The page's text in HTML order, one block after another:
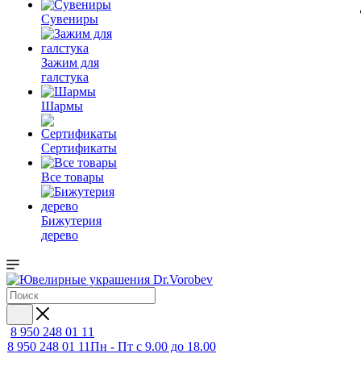
Сувениры
Зажим для
галстука
Шармы
Сертификаты
Все товары
Бижутерия
дерево
8 950 248 01 11
8 950 248 01 11Пн - Пт с 9.00 до 18.00